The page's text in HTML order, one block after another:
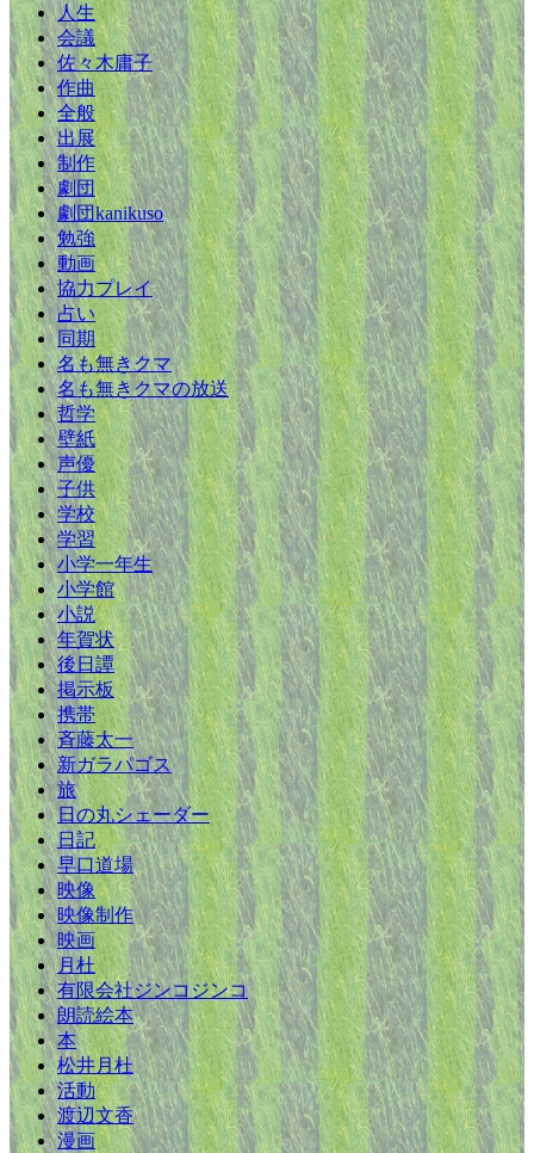
人生
会議
佐々木庸子
作曲
全般
出展
制作
劇団
劇団kanikuso
勉強
動画
協力プレイ
占い
同期
名も無きクマ
名も無きクマの放送
哲学
壁紙
声優
子供
学校
学習
小学一年生
小学館
小説
年賀状
後日譚
掲示板
携帯
斉藤太一
新ガラパゴス
旅
日の丸シェーダー
日記
早口道場
映像
映像制作
映画
月杜
有限会社ジンコジンコ
朗読絵本
本
松井月杜
活動
渡辺文香
漫画